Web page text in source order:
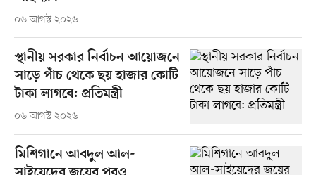
০৬ আগস্ট ২০২৬
স্থানীয় সরকার নির্বাচন আয়োজনে
সাড়ে পাঁচ থেকে ছয় হাজার কোটি
টাকা লাগবে: প্রতিমন্ত্রী
০৬ আগস্ট ২০২৬
মিশিগানে আবদুল আল-